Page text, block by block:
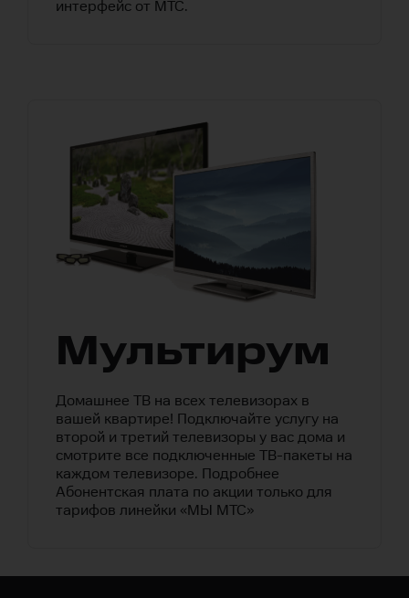
интерфейс от МТС.
Мультирум
Домашнее ТВ на всех телевизорах в
вашей квартире! Подключайте услугу на
второй и третий телевизоры у вас дома и
смотрите все подключенные ТВ-пакеты на
каждом телевизоре. Подробнее
Абонентская плата по акции только для
тарифов линейки «МЫ МТС»